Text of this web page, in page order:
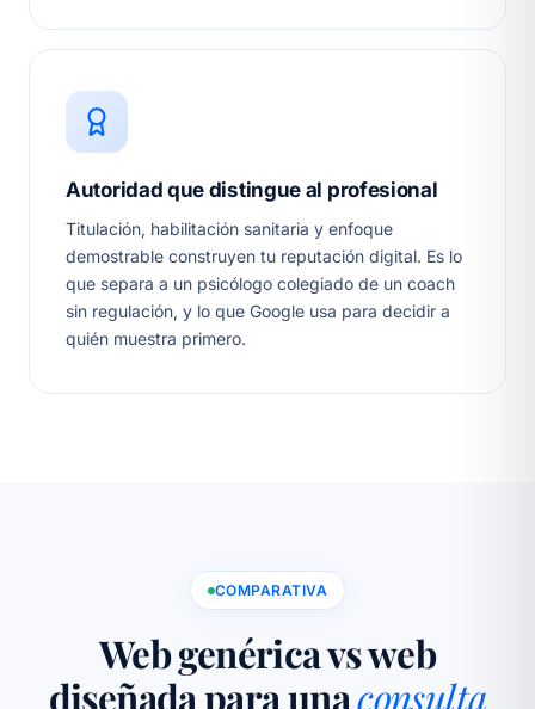
Autoridad que distingue al profesional
Titulación, habilitación sanitaria y enfoque
demostrable construyen tu reputación digital. Es lo
que separa a un psicólogo colegiado de un coach
sin regulación, y lo que Google usa para decidir a
quién muestra primero.
COMPARATIVA
Web genérica vs web
diseñada para unaconsulta